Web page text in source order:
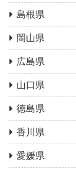
島根県
岡山県
広島県
山口県
徳島県
香川県
愛媛県